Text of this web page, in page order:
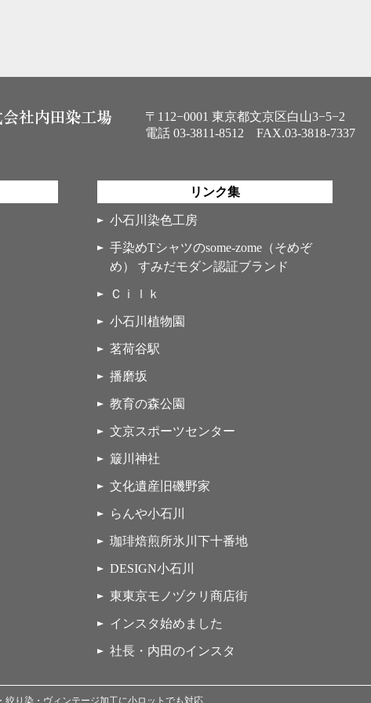
〒112−0001 東京都文京区白山3−5−2
電話 03-3811-8512 FAX.03-3818-7337
リンク集
小石川染色工房
手染めTシャツのsome-zome（そめぞ
め） すみだモダン認証ブランド
Ｃｉｌｋ
小石川植物園
茗荷谷駅
播磨坂
教育の森公園
文京スポーツセンター
簸川神社
文化遺産旧磯野家
らんや小石川
珈琲焙煎所氷川下十番地
DESIGN小石川
東東京モノヅクリ商店街
インスタ始めました
社長・内田のインスタ
り染・ヴィンテージ加工に小ロットでも対応